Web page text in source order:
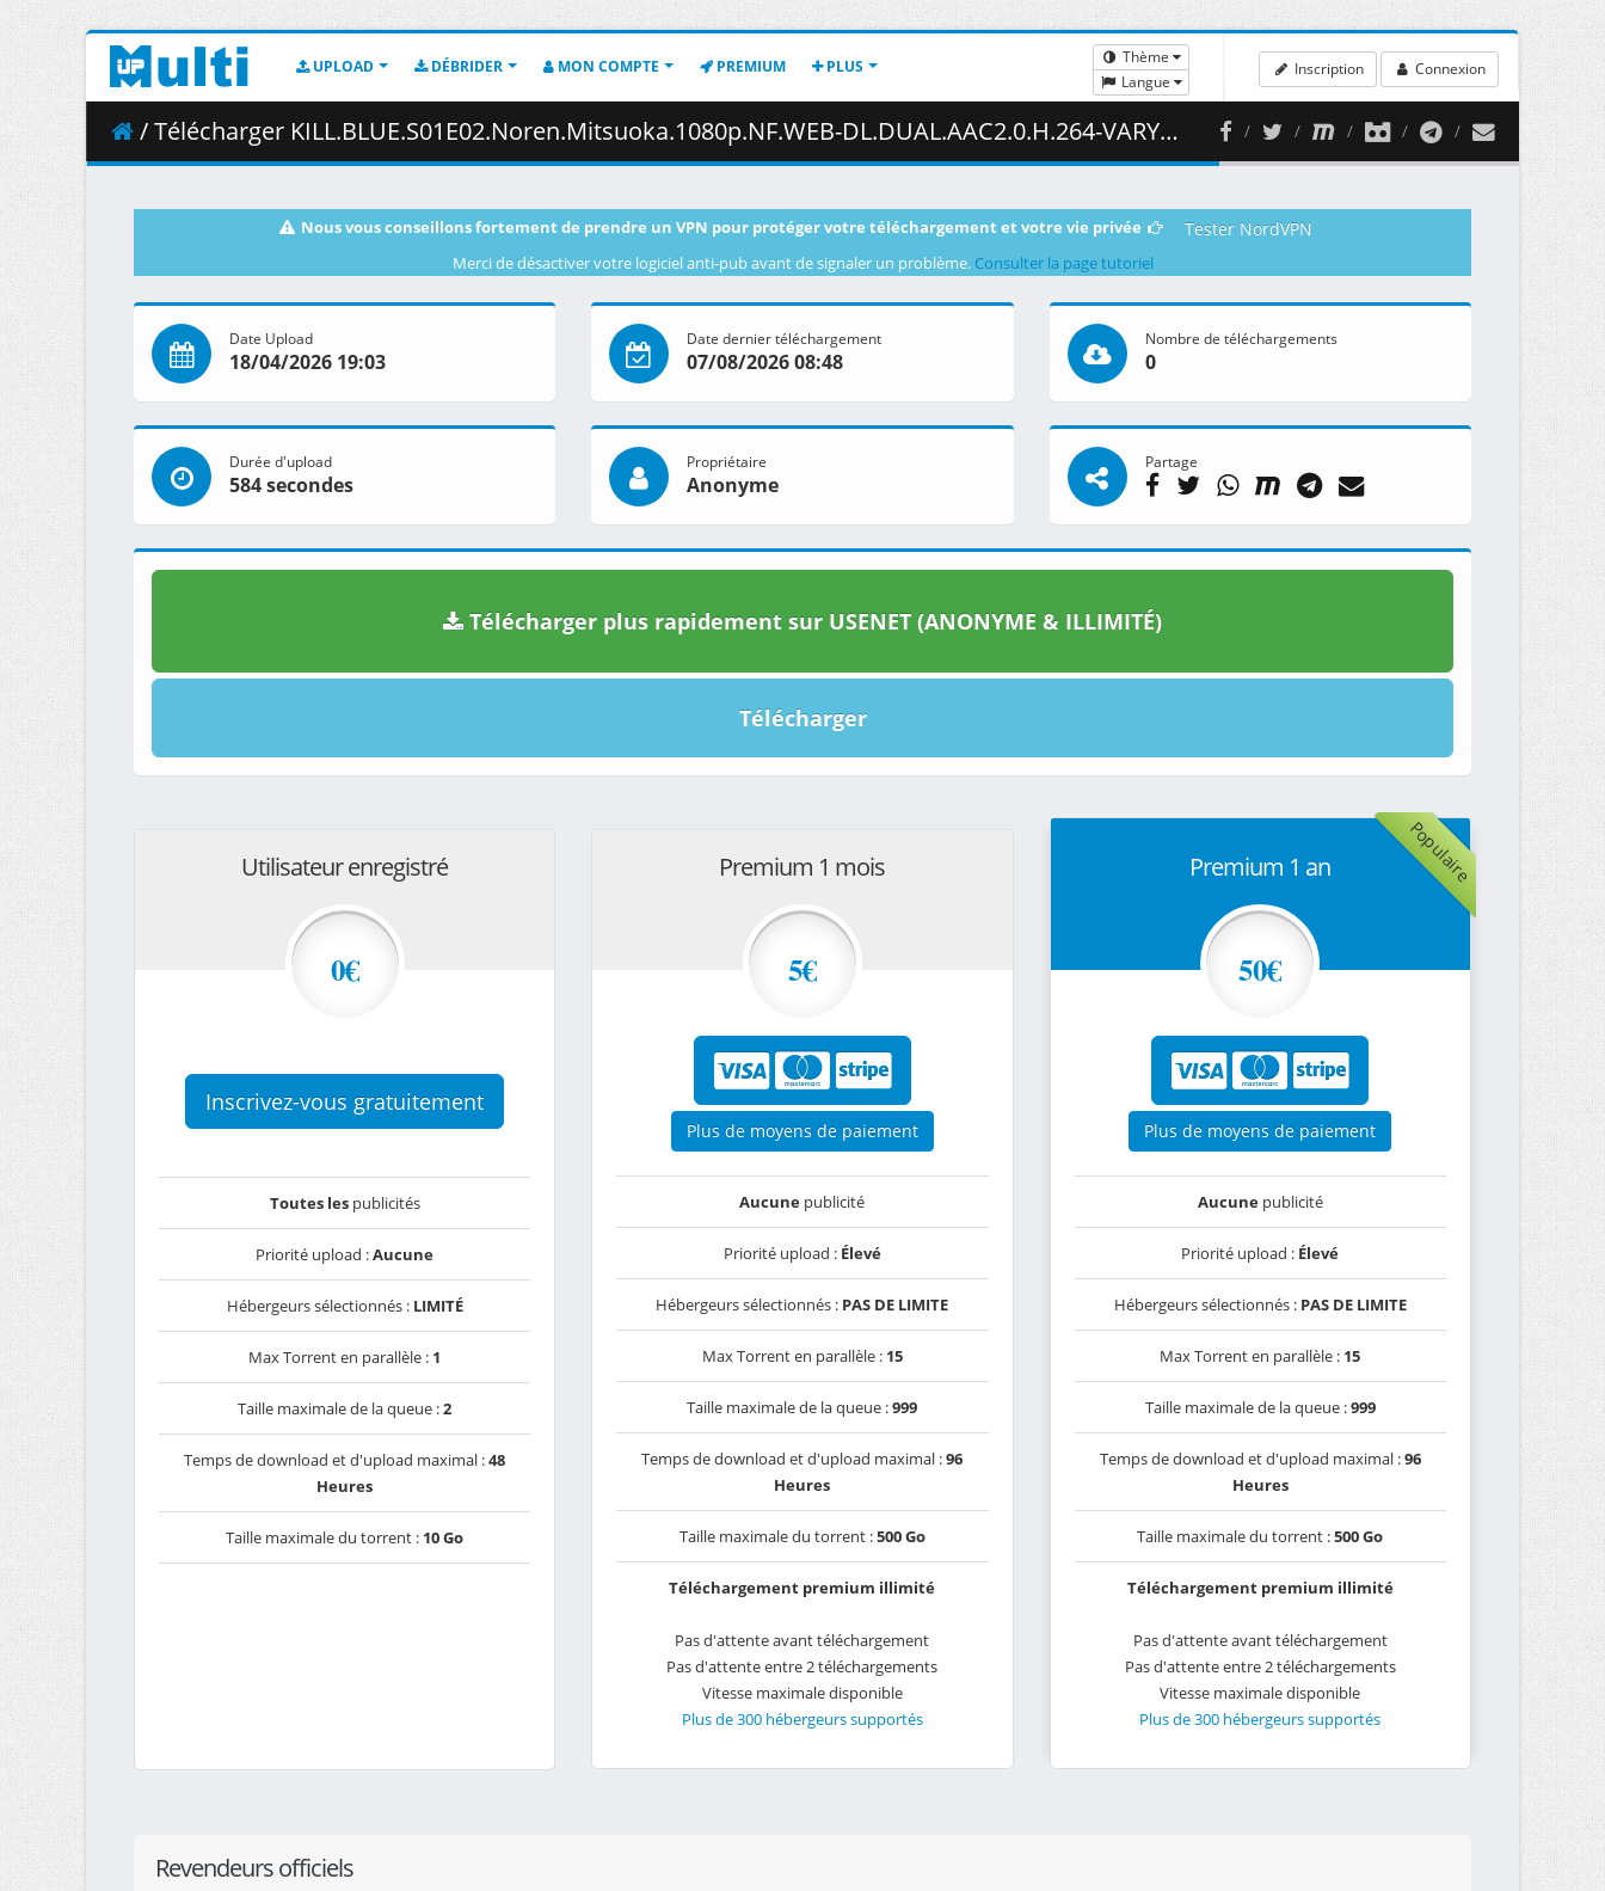
UPLOAD DÉBRIDER MON COMPTE PREMIUM PLUS
Thème
Langue
Inscription Connexion
/ Télécharger KILL.BLUE.S01E02.Noren.Mitsuoka.1080p.NF.WEB-DL.DUAL.AAC2.0.H.264-VARYG.mkv.003 ( 340.41 MB )
Nous vous conseillons fortement de prendre un VPN pour protéger votre téléchargement et votre vie privée Tester NordVPN
Merci de désactiver votre logiciel anti-pub avant de signaler un problème. Consulter la page tutoriel
Date Upload
18/04/2026 19:03
Date dernier téléchargement
07/08/2026 08:48
Nombre de téléchargements
0
Durée d'upload
584 secondes
Propriétaire
Anonyme
Partage
Télécharger plus rapidement sur USENET (ANONYME & ILLIMITÉ)
Télécharger
Utilisateur enregistré
0€
Inscrivez-vous gratuitement
Toutes lespublicités
Priorité upload :Aucune
Hébergeurs sélectionnés : LIMITÉ
Max Torrent en parallèle : 1
Taille maximale de la queue :2
Temps de download et d'upload maximal :48
Heures
Taille maximale du torrent : 10 Go
Premium 1 mois
5€
Plus de moyens de paiement
Aucune publicité
Priorité upload : Élevé
Hébergeurs sélectionnés : PAS DE LIMITE
Max Torrent en parallèle : 15
Taille maximale de la queue :999
Temps de download et d'upload maximal :96
Heures
Taille maximale du torrent :500 Go
Téléchargement premium illimité
Pas d'attente avant téléchargement
Pas d'attente entre 2 téléchargements
Vitesse maximale disponible
Plus de 300 hébergeurs supportés
Populaire
Premium 1 an
50€
Plus de moyens de paiement
Aucunepublicité
Priorité upload : Élevé
Hébergeurs sélectionnés : PAS DE LIMITE
Max Torrent en parallèle : 15
Taille maximale de la queue :999
Temps de download et d'upload maximal :96
Heures
Taille maximale du torrent :500 Go
Téléchargement premium illimité
Pas d'attente avant téléchargement
Pas d'attente entre 2 téléchargements
Vitesse maximale disponible
Plus de 300 hébergeurs supportés
Revendeurs officiels